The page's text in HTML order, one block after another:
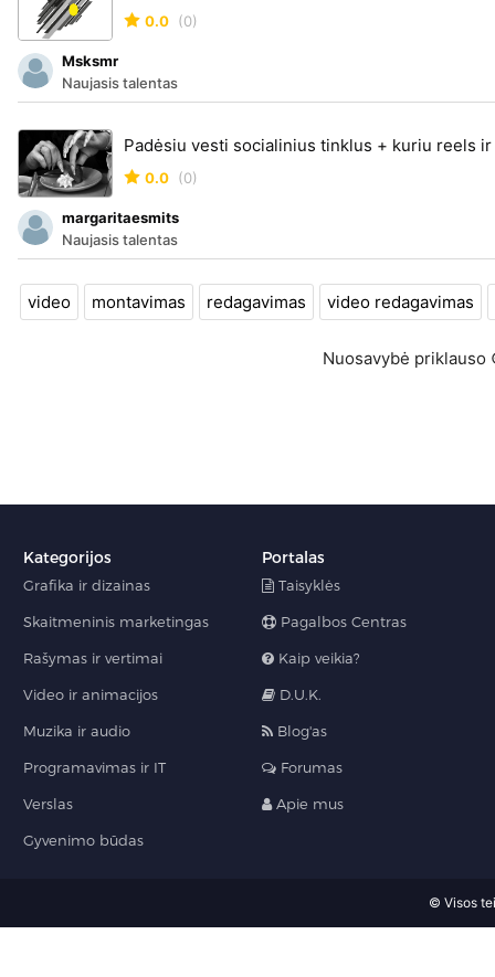
0.0 (0)
Msksmr
Naujasis talentas
Padėsiu vesti socialinius tinklus + kuriu reels
0.0 (0)
margaritaesmits
Naujasis talentas
video montavimas redagavimas video redagavimas
Nuosavybė
Kategorijos
Grafika ir dizainas
Skaitmeninis marketingas
Rašymas ir vertimai
Video ir animacijos
Muzika ir audio
Programavimas ir IT
Verslas
Gyvenimo būdas
Portalas
Taisyklės
Pagalbos Centras
Kaip veikia?
D.U.K.
Blog'as
Forumas
Apie mus
© Visos